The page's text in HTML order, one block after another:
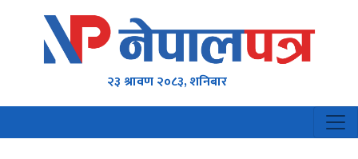
२३ श्रावण २०८३, शनिबार